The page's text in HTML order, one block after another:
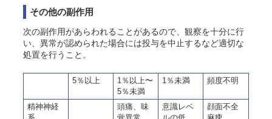
その他の副作用
次の副作用があらわれることがあるので、観察を十分に行
い、異常が認められた場合には投与を中止するなど適切な
処置を行うこと。
5％以上
1％以上〜
5％未満
1％未満 頻度不明
精神神経
頭痛、味
意識レベ
顔面不全